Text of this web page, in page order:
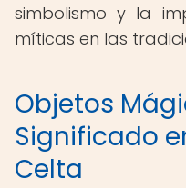
simbolismo y la
míticas en las
Objetos
Significado
Celta